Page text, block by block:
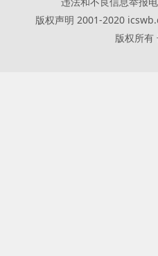
版权声明 2001-2020
版权所有